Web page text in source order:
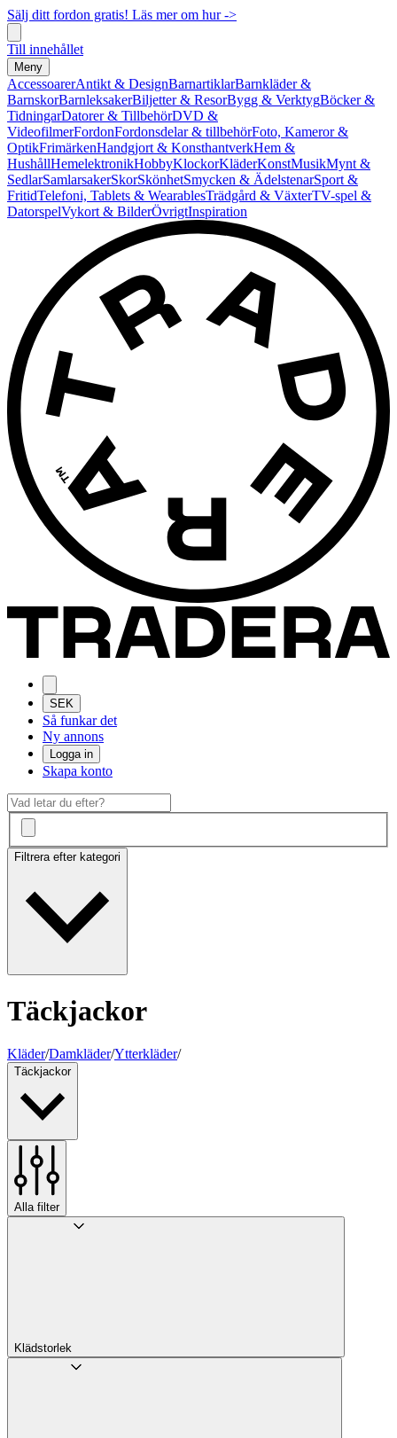
Sälj ditt fordon gratis! Läs mer om hur ->
Till innehållet
Meny
AccessoarerAntikt & DesignBarnartiklarBarnkläder &
BarnskorBarnleksakerBiljetter & ResorBygg & VerktygBöcker &
TidningarDatorer & TillbehörDVD &
VideofilmerFordonFordonsdelar & tillbehörFoto, Kameror &
OptikFrimärkenHandgjort & KonsthantverkHem &
HushållHemelektronikHobbyKlockorKläderKonstMusikMynt &
SedlarSamlarsakerSkorSkönhetSmycken & ÄdelstenarSport &
FritidTelefoni, Tablets & WearablesTrädgård & VäxterTV-spel &
DatorspelVykort & BilderÖvrigtInspiration
SEK
Så funkar det
Ny annons
Logga in
Skapa konto
Filtrera efter kategori
Täckjackor
Kläder/Damkläder/Ytterkläder/
Täckjackor
Alla filter
Klädstorlek